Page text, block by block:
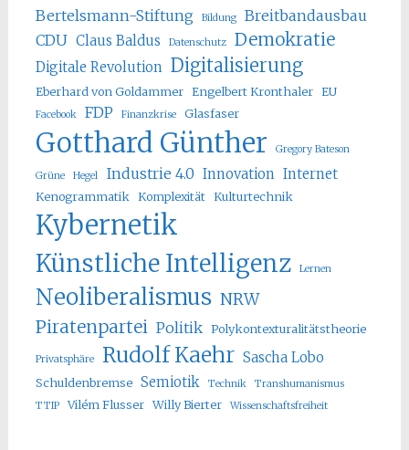
Bertelsmann-Stiftung Bildung
Breitbandausbau
CDU Claus Baldus Datenschutz Demokratie
Digitale Revolution Digitalisierung
Eberhard von Goldammer Engelbert Kronthaler EU
Facebook FDP Finanzkrise Glasfaser
Gotthard Günther Gregory Bateson
Grüne Hegel Industrie 4.0 Innovation Internet
Kenogrammatik Komplexität Kulturtechnik
Kybernetik
Künstliche Intelligenz Lernen
Neoliberalismus NRW
Piratenpartei Politik Polykontexturalitätstheorie
Privatsphäre Rudolf Kaehr Sascha Lobo
Schuldenbremse Semiotik Technik
Transhumanismus
TTIP
Vilém Flusser Willy Bierter Wissenschaftsfreiheit